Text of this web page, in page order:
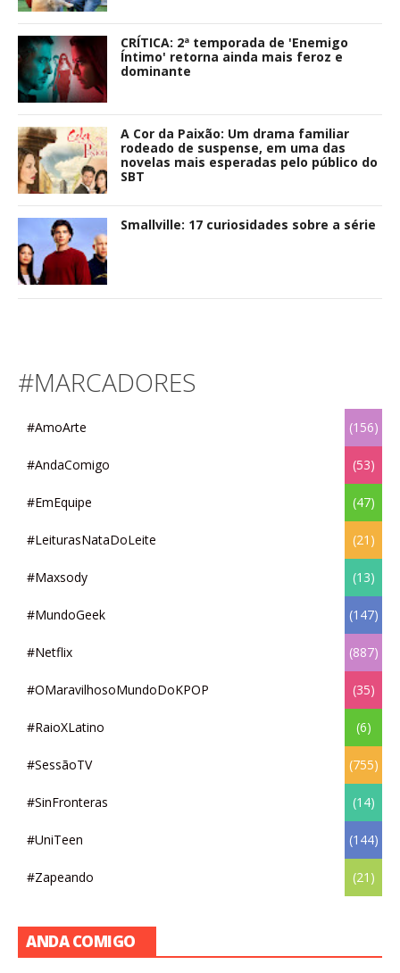
CRÍTICA: 2ª temporada de 'Enemigo
Íntimo' retorna ainda mais feroz e
dominante
A Cor da Paixão: Um drama familiar
rodeado de suspense, em uma das
novelas mais esperadas pelo público do
SBT
Smallville: 17 curiosidades sobre a série
#MARCADORES
#AmoArte (156)
#AndaComigo (53)
#EmEquipe (47)
#LeiturasNataDoLeite (21)
#Maxsody (13)
#MundoGeek (147)
#Netflix (887)
#OMaravilhosoMundoDoKPOP (35)
#RaioXLatino (6)
#SessãoTV (755)
#SinFronteras (14)
#UniTeen (144)
#Zapeando (21)
ANDA COMIGO